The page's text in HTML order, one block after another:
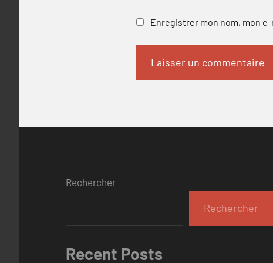
Enregistrer mon nom, mon
Rechercher
Rechercher
Recent Posts